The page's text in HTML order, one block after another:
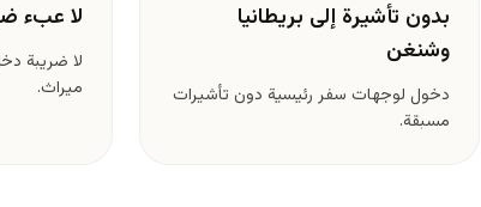
بدون تأشيرة إلى بريطانيا
وشنغن
دخول لوجهات سفر رئيسية دون تأشيرات
مسبقة.
لا عبء
لا ضريبة
ميراث.